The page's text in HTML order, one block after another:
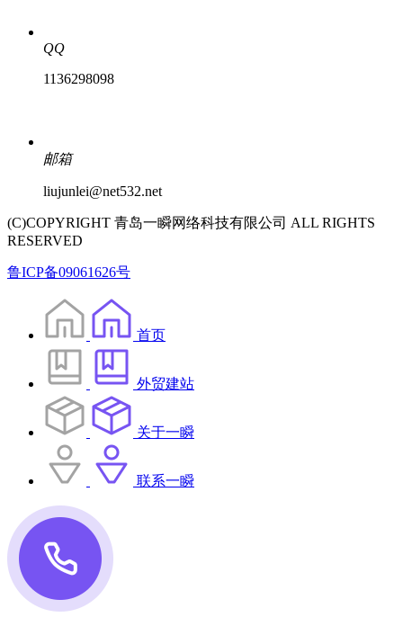
QQ
1136298098
邮箱
liujunlei@net532.net
(C)COPYRIGHT 青岛一瞬网络科技有限公司 ALL RIGHTS
RESERVED
鲁ICP备09061626号
首页
外贸建站
关于一瞬
联系一瞬